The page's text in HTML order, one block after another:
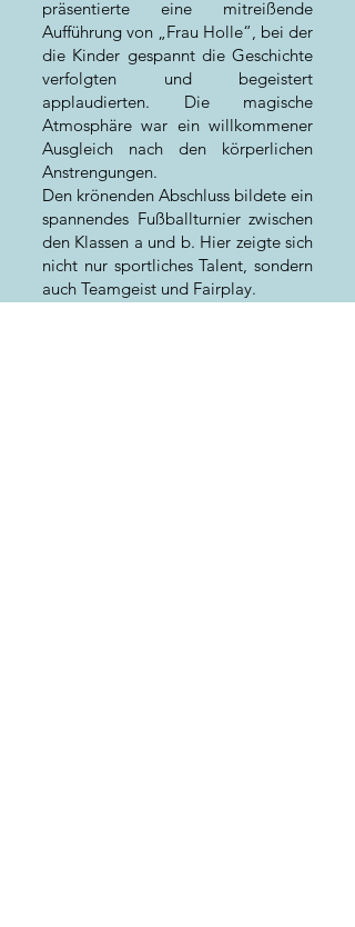
präsentierte eine mitreißende
Aufführung von „Frau Holle“, bei der
die Kinder gespannt die Geschichte
verfolgten und begeistert
applaudierten. Die magische
Atmosphäre war ein willkommener
Ausgleich nach den körperlichen
Anstrengungen.
Den krönenden Abschluss bildete ein
spannendes Fußballturnier zwischen
den Klassen a und b. Hier zeigte sich
nicht nur sportliches Talent, sondern
auch Teamgeist und Fairplay.